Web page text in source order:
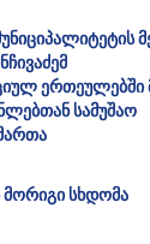
ერთეულებში
სამუშაო
სხდომა